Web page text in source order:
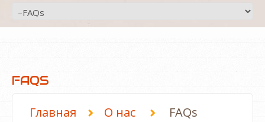
FAQS
Главная O нас FAQs